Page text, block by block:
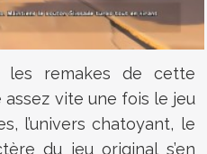
les remakes de cette
vite une fois le jeu
l’univers chatoyant, le
du jeu original s’en